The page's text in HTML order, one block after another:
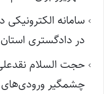
سامانه
در دادگستری استان
حجت السلام
چشمگیر